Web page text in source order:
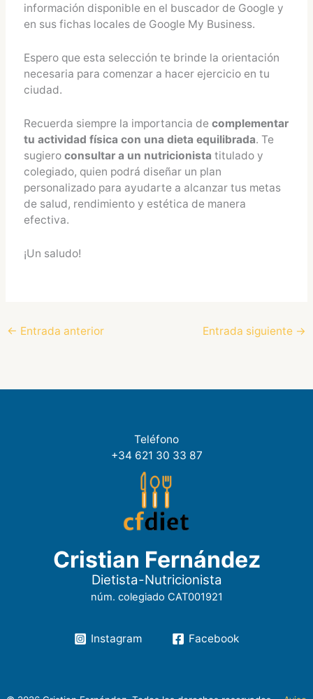
información disponible en el buscador de Google y
en sus fichas locales de Google My Business.
Espero que esta selección te brinde la orientación
necesaria para comenzar a hacer ejercicio en tu
ciudad.
Recuerda siempre la importancia de complementar
tu actividad física con una dieta equilibrada. Te
sugiero consultar a un nutricionista titulado y
colegiado, quien podrá diseñar un plan
personalizado para ayudarte a alcanzar tus metas
de salud, rendimiento y estética de manera
efectiva.
¡Un saludo!
← Entrada anterior Entrada siguiente →
Teléfono
+34 621 30 33 87
Cristian Fernández
Dietista-Nutricionista
núm. colegiado CAT001921
Instagram Facebook